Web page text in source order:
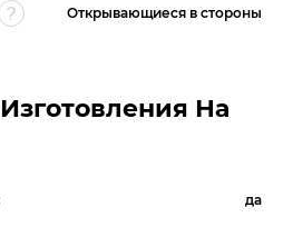
Открывающиеся в стороны
На
да